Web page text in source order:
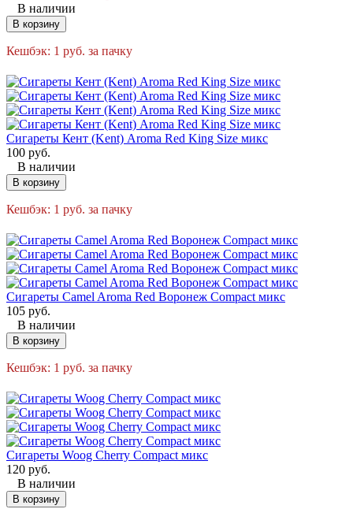
В наличии
В корзину
Кешбэк: 1 руб. за пачку
Сигареты Кент (Kent) Aroma Red King Size микс
100 руб.
В наличии
В корзину
Кешбэк: 1 руб. за пачку
Сигареты Camel Aroma Red Воронеж Compact микс
105 руб.
В наличии
В корзину
Кешбэк: 1 руб. за пачку
Сигареты Woog Cherry Compact микс
120 руб.
В наличии
В корзину